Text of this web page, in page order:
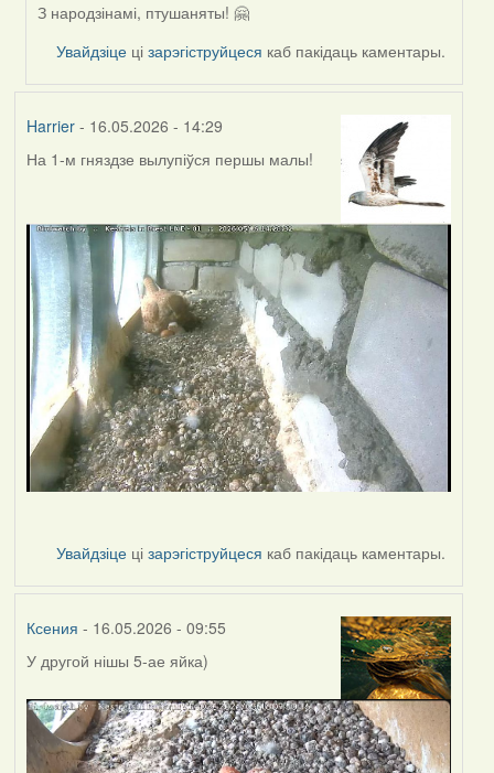
by
Harrier
З народзінамі, птушаняты! 🤗
Увайдзіце цізарэгіструйцеся каб пакідаць каментары.
Harrier- 16.05.2026 - 14:29
На 1-м гняздзе вылупіўся першы малы!
Увайдзіце цізарэгіструйцеся каб пакідаць каментары.
Ксения - 16.05.2026 - 09:55
У другой нішы 5-ае яйка)